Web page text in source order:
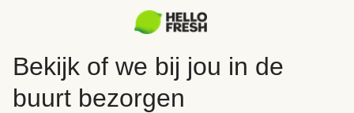
Bekijk of we bij jou in de
buurt bezorgen